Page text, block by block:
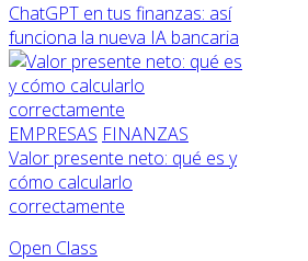
ChatGPT en tus finanzas: así
funciona la nueva IA bancaria
EMPRESAS FINANZAS
Valor presente neto: qué es y
cómo calcularlo
correctamente
Open Class